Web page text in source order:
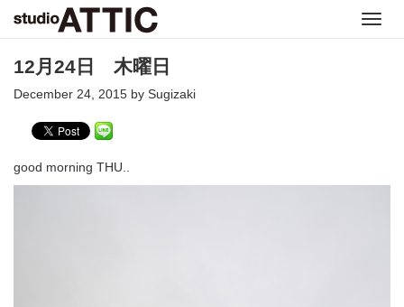
12月24日 木曜日
December 24, 2015 by Sugizaki
good morning THU..